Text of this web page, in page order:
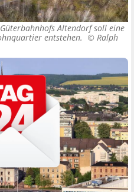
Altendorf soll eine
entstehen. © Ralph